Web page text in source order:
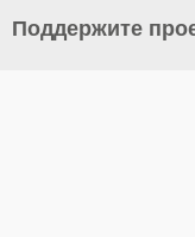
Поддержите